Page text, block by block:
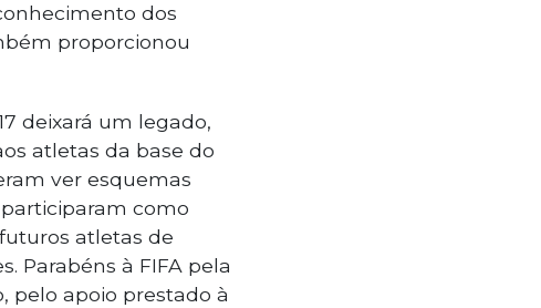
dos
proporcionou
deixará um legado,
atletas da base do
ver esquemas
como
atletas de
Parabéns à FIFA pela
pelo apoio prestado à